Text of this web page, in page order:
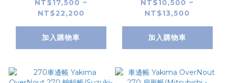
150 (HILUX
/Rander/貨卡)
NT$17,500 ~
NT$22,200
加入購物車
JSPACE )
NT$10,500 ~
NT$13,500
加入購物車